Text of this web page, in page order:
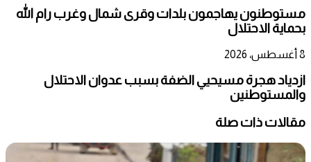
مستوطنون يهاجمون بلدات وقرى شمال وغرب رام الله
بحماية الاحتلال
8 أغسطس، 2026
ازدياد هجرة مسيحيي الضفة بسبب عدوان الاحتلال
والمستوطنين
مقالات ذات صلة